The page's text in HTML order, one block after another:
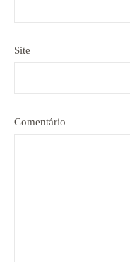
Site
Comentário